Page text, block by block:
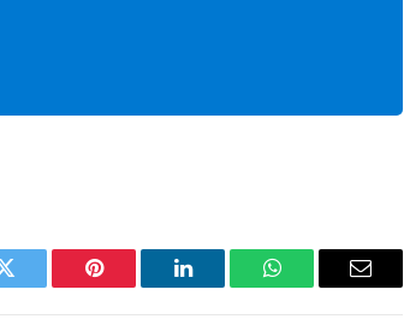
Twitter Pinterest LinkedIn WhatsAppCorreo